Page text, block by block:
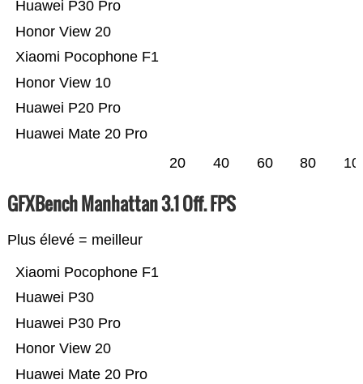
Huawei Mate 20 Pro
Huawei P20 Pro
Honor View 10
Xiaomi Pocophone F1
Honor View 20
Huawei P30 Pro
20 40 60 80
GFXBench Manhattan 3.1 Off. FPS
Plus élevé = meilleur
Huawei Mate 20 Pro
Honor View 20
Huawei P30 Pro
Huawei P30
Xiaomi Pocophone F1